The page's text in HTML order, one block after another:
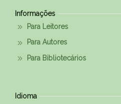
Informações
Para Leitores
Para Autores
Para Bibliotecários
Idioma